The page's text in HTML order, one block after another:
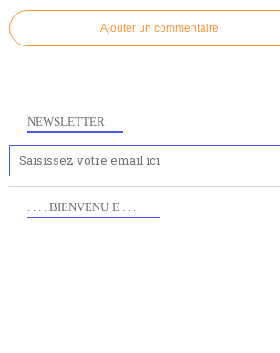
Ajouter un commentaire
NEWSLETTER
. . . . BIENVENU·E . . . .